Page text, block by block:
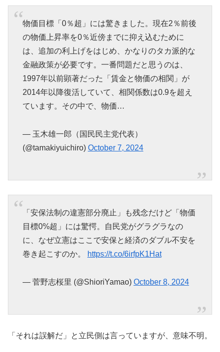
物価目標「0％超」には驚きました。現在2％前後
の物価上昇率を0％近傍までに抑え込むために
は、追加の利上げをはじめ、かなりのタカ派的な
金融政策が必要です。一番問題だと思うのは、
1997年以前顕著だった「賃金と物価の相関」が
2014年以降復活していて、相関係数は0.9を超え
ています。その中で、物価…
— 玉木雄一郎（国民民主党代表）
(@tamakiyuichiro) October 7, 2024
「安保法制の違憲部分廃止」も残念だけど「物価
目標0%超」には驚愕。自民党がグラグラなの
に、なぜ立憲はここで安保と経済のダブル不安を
巻き起こすのか。
https://t.co/6irfpK1Hat
— 菅野志桜里 (@ShioriYamao) October 8, 2024
「それは誤解だ」と立民側は言っていますが、意味不明。